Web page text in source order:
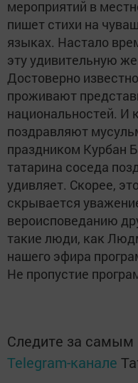
мероприятий в
пишет стихи на
языках. Настало
эту удивительную
Достоверно
проживают
национальностей. И
поздравляют
праздником Курбан
татарина соседа
удивляет. Скорее,
скрывается
вероисповеданию
такие люди, как
нашего эфира
Не пропустие
Следите за
Telegram-канале